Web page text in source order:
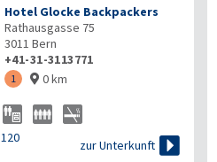
Hotel Glocke Backpackers
Rathausgasse 75
3011 Bern
+41-31-3113771
1  0 km
120
zur Unterkunft 